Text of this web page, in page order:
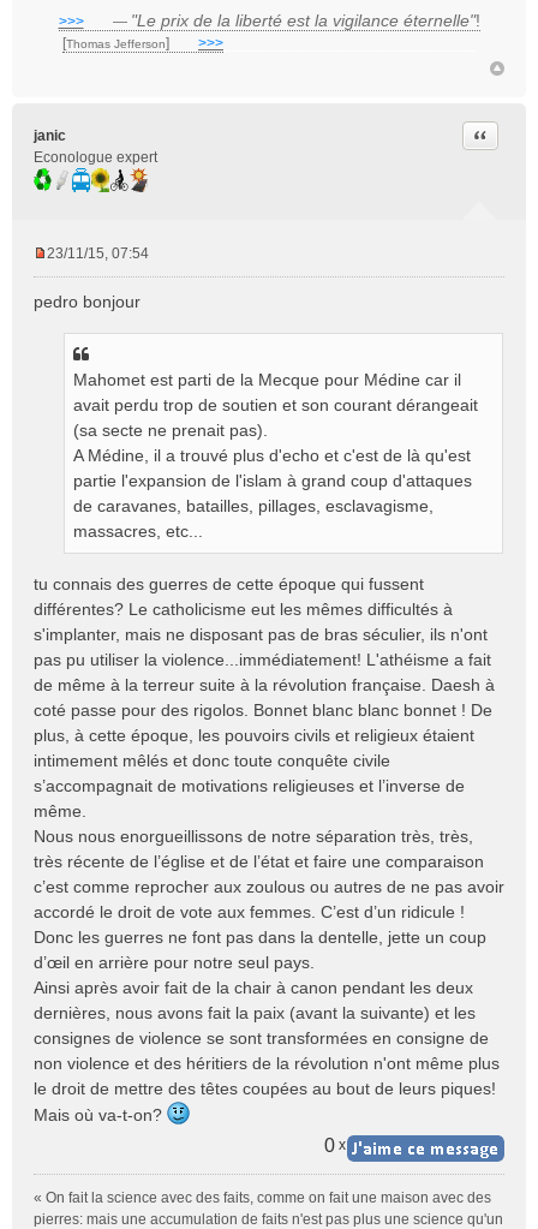
>>>___ — "Le prix de la liberté est la vigilance éternelle"!
[Thomas Jefferson] >>>
janic
Econologue expert
Citer
s
23/11/15, 07:54
pedro bonjour
Mahomet est parti de la Mecque pour Médine car il
avait perdu trop de soutien et son courant dérangeait
(sa secte ne prenait pas).
A Médine, il a trouvé plus d'echo et c'est de là qu'est
partie l'expansion de l'islam à grand coup d'attaques
de caravanes, batailles, pillages, esclavagisme,
massacres, etc...
tu connais des guerres de cette époque qui fussent
différentes? Le catholicisme eut les mêmes difficultés à
s'implanter, mais ne disposant pas de bras séculier, ils n'ont
pas pu utiliser la violence...immédiatement! L'athéisme a fait
de même à la terreur suite à la révolution française. Daesh à
coté passe pour des rigolos. Bonnet blanc blanc bonnet ! De
plus, à cette époque, les pouvoirs civils et religieux étaient
intimement mêlés et donc toute conquête civile
s’accompagnait de motivations religieuses et l’inverse de
même.
Nous nous enorgueillissons de notre séparation très, très,
très récente de l’église et de l’état et faire une comparaison
c’est comme reprocher aux zoulous ou autres de ne pas avoir
accordé le droit de vote aux femmes. C’est d’un ridicule !
Donc les guerres ne font pas dans la dentelle, jette un coup
d’œil en arrière pour notre seul pays.
Ainsi après avoir fait de la chair à canon pendant les deux
dernières, nous avons fait la paix (avant la suivante) et les
consignes de violence se sont transformées en consigne de
non violence et des héritiers de la révolution n'ont même plus
le droit de mettre des têtes coupées au bout de leurs piques!
Mais où va-t-on?
0 x
« On fait la science avec des faits, comme on fait une maison avec des
pierres: mais une accumulation de faits n'est pas plus une science qu'un